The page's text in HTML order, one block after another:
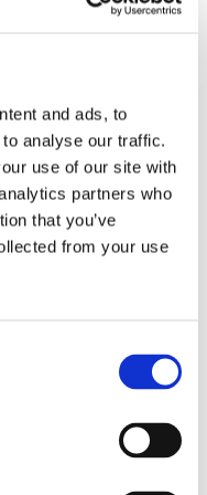
and ads, to
analyse our traffic.
use of our site with
partners who
that you’ve
from your use